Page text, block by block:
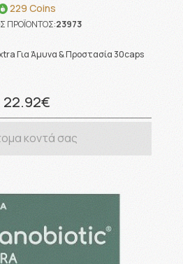
229 Coins
ΠΡΟΪΟΝΤΟΣ:23973
Για Άμυνα & Προστασία 30caps
22.92€
κοντά σας